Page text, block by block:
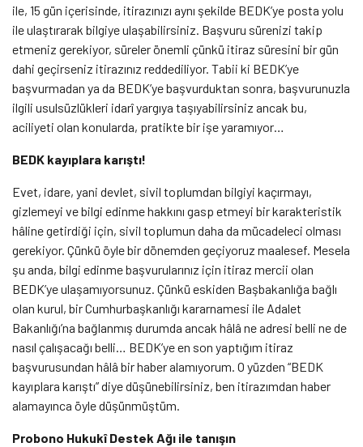
ile, 15 gün içerisinde, itirazınızı aynı şekilde BEDK’ye posta yolu
ile ulaştırarak bilgiye ulaşabilirsiniz. Başvuru sürenizi takip
etmeniz gerekiyor, süreler önemli çünkü itiraz süresini bir gün
dahi geçirseniz itirazınız reddediliyor. Tabii ki BEDK’ye
başvurmadan ya da BEDK’ye başvurduktan sonra, başvurunuzla
ilgili usulsüzlükleri idarî yargıya taşıyabilirsiniz ancak bu,
aciliyeti olan konularda, pratikte bir işe yaramıyor…
BEDK kayıplara karıştı!
Evet, idare, yani devlet, sivil toplumdan bilgiyi kaçırmayı,
gizlemeyi ve bilgi edinme hakkını gasp etmeyi bir karakteristik
hâline getirdiği için, sivil toplumun daha da mücadeleci olması
gerekiyor. Çünkü öyle bir dönemden geçiyoruz maalesef. Mesela
şu anda, bilgi edinme başvurularınız için itiraz mercii olan
BEDK’ye ulaşamıyorsunuz. Çünkü eskiden Başbakanlığa bağlı
olan kurul, bir Cumhurbaşkanlığı kararnamesi ile Adalet
Bakanlığı’na bağlanmış durumda ancak hâlâ ne adresi belli ne de
nasıl çalışacağı belli… BEDK’ye en son yaptığım itiraz
başvurusundan hâlâ bir haber alamıyorum. O yüzden “BEDK
kayıplara karıştı” diye düşünebilirsiniz, ben itirazımdan haber
alamayınca öyle düşünmüştüm.
Probono Hukukî Destek Ağı ile tanışın